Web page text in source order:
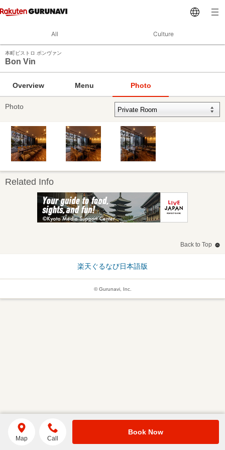
All Culture
本町ビストロ ボンヴァン
Bon Vin
Overview Menu Photo
Photo
Related Info
Back to Top
楽天ぐるなび日本語版
© Gurunavi, Inc.
Map Call
Book Now